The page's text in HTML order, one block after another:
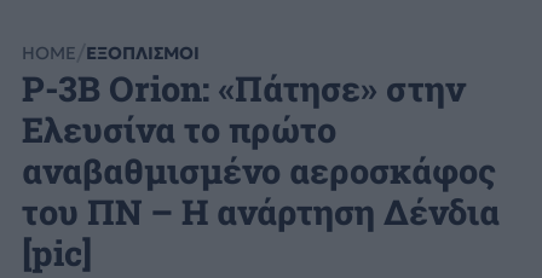
HOME ΕΞΟΠΛΙΣΜΟΙ
P-3B Orion: «Πάτησε» στην
Ελευσίνα το πρώτο
αναβαθμισμένο αεροσκάφος
του ΠΝ – Η ανάρτηση Δένδια
[pic]